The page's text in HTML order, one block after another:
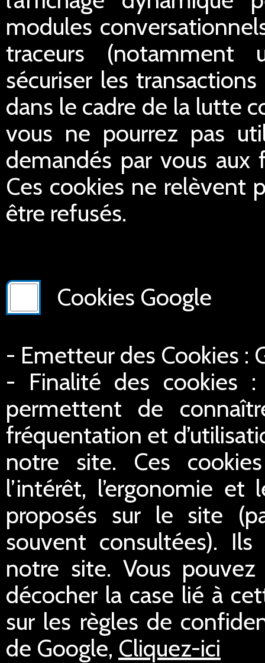
modules
traceurs (notamment
sécuriser les
dans le cadre de la lutte
vous ne pourrez pas
demandés par vous aux
Ces cookies ne relèvent
être refusés.
Cookies Google
- Emetteur des Cookies :
- Finalité des cookies
permettent de
fréquentation et
notre site. Ces
l’intérêt, l’ergonomie
proposés sur le site
souvent consultées).
notre site. Vous
décocher la case lié à
sur les règles de
de Google, Cliquez-ici